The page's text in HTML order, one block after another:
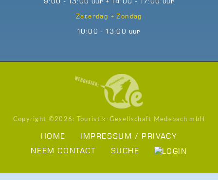
Zaterdag + Zondag
10:00 - 13:00 uur
Copyright ©2026: Touristik-Gesellschaft Medebach mbH
HOME
IMPRESSUM / PRIVACY
NEEM CONTACT
SUCHE